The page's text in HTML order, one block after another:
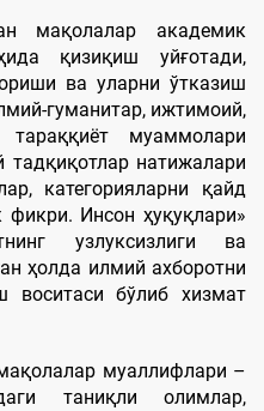
мақолалар академик
қизиқиш уйғотади,
ва уларни ўтказиш
гуманитар, ижтимоий,
муаммолари
натижалари
категорияларни қайд
Инсон ҳуқуқлари»
узлуксизлиги ва
ҳолда илмий ахборотни
бўлиб хизмат
муаллифлари –
таниқли олимлар,